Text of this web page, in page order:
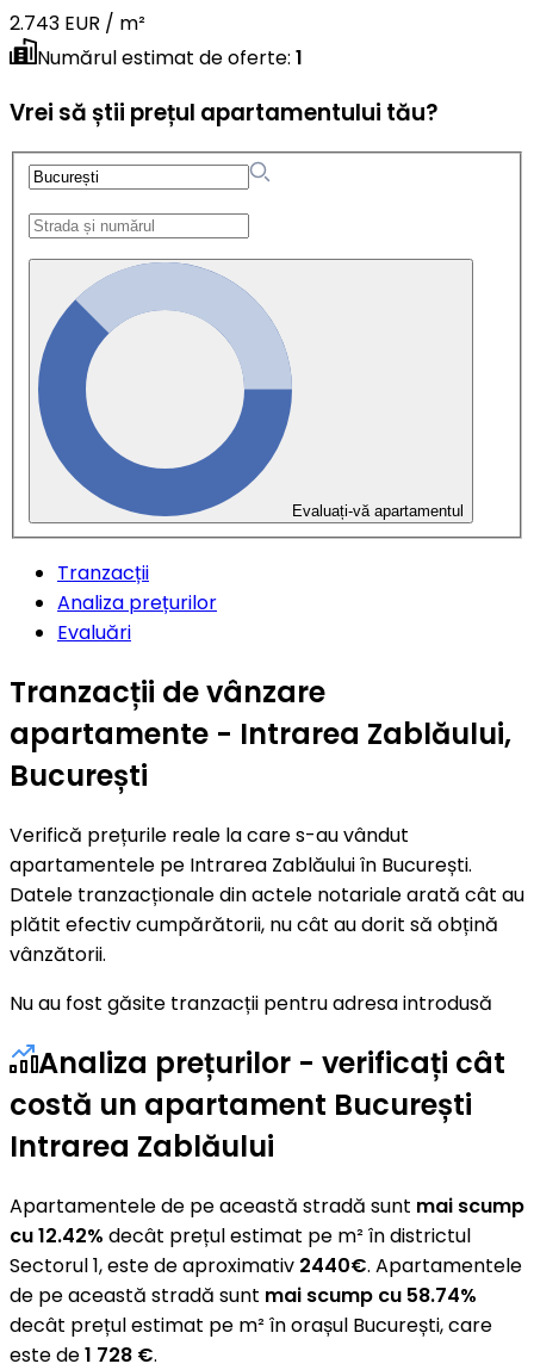
2.743 EUR / m²
Numărul estimat de oferte: 1
Vrei să știi prețul apartamentului tău?
Evaluați-vă apartamentul
Tranzacții
Analiza prețurilor
Evaluări
Tranzacții de vânzare
apartamente - Intrarea Zablăului,
București
Verifică prețurile reale la care s-au vândut
apartamentele pe Intrarea Zablăului în București.
Datele tranzacționale din actele notariale arată cât au
plătit efectiv cumpărătorii, nu cât au dorit să obțină
vânzătorii.
Nu au fost găsite tranzacții pentru adresa introdusă
Analiza prețurilor - verificați cât
costă un apartament București
Intrarea Zablăului
Apartamentele de pe această stradă sunt mai scump
cu 12.42% decât prețul estimat pe m² în districtul
Sectorul 1, este de aproximativ 2440€. Apartamentele
de pe această stradă sunt mai scump cu 58.74%
decât prețul estimat pe m² în orașul București, care
este de1 728 €.